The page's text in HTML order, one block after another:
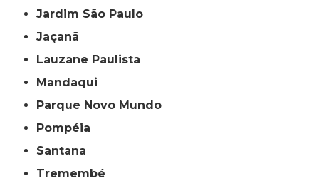
Jardim São Paulo
Jaçanã
Lauzane Paulista
Mandaqui
Parque Novo Mundo
Pompéia
Santana
Tremembé